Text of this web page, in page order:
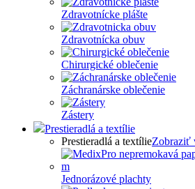
Zdravotnícke plášte
Zdravotnícka obuv
Chirurgické oblečenie
Záchranárske oblečenie
Zástery
Prestieradlá a textílie
Prestieradlá a textílieZobraziť
Jednorázové plachty